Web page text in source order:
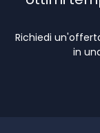
Richiedi
in